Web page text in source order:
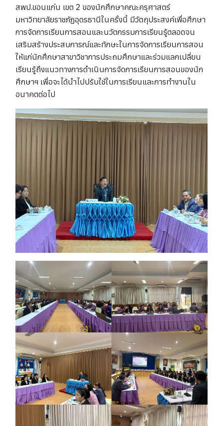
สพป.ขอนแก่น เขต 2 ของนักศึกษาคณะครุศาสตร์
มหาวิทยาลัยราชภัฏอุดรธานีในครั้งนี้ มีวัตถุประสงค์เพื่อศึกษา
การจัดการเรียนการสอนและนวัตกรรมการเรียนรู้ตลอดจน
เสริมสร้างประสบการณ์และทักษะในการจัดการเรียนการสอน
ให้แก่นักศึกษาสาขาวิชาการประถมศึกษาและร่วมแลกเปลี่ยน
เรียนรู้ถึงแนวทางการดำเนินการจัดการเรียนการสอนของนัก
ศึกษาฯ เพื่อจะได้นำไปปรับใช้ในการเรียนและการทำงานใน
อนาคตต่อไป